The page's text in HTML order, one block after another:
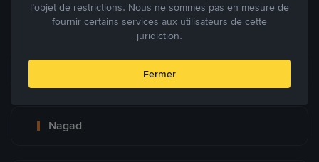
Principaux modes de paiement
Nagad
l’objet de restrictions. Nous ne sommes pas en mesure de
fournir certains services aux utilisateurs de cette
juridiction.
Fermer